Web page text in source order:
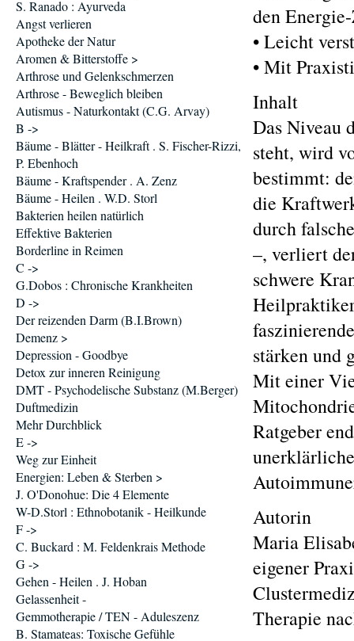
den
• Leicht
• Mit
Inhalt
Das Niveau
steht, wird
bestimmt:
die
durch
–, verliert
schwere
stärken und
Mit einer
Ratgeber
Autorin
Maria
eigener
Therapie
S. Ranado : Ayurveda
Angst verlieren
Apotheke der Natur
Aromen & Bitterstoffe >
Arthrose und Gelenkschmerzen
Arthrose - Beweglich bleiben
Autismus - Naturkontakt (C.G. Arvay)
B ->
Bäume - Blätter - Heilkraft . S. Fischer-Rizzi,
P. Ebenhoch
Bäume - Kraftspender . A. Zenz
Bäume - Heilen . W.D. Storl
Bakterien heilen natürlich
Effektive Bakterien
Borderline in Reimen
C ->
G.Dobos : Chronische Krankheiten
D ->
Der reizenden Darm (B.I.Brown)
Demenz >
Depression - Goodbye
Detox zur inneren Reinigung
DMT - Psychodelische Substanz (M.Berger)
Duftmedizin
Mehr Durchblick
E ->
Weg zur Einheit
Energien: Leben & Sterben >
J. O'Donohue: Die 4 Elemente
W-D.Storl : Ethnobotanik - Heilkunde
F ->
C. Buckard : M. Feldenkrais Methode
G ->
Gehen - Heilen . J. Hoban
Gelassenheit -
Gemmotherapie / TEN - Aduleszenz
B. Stamateas: Toxische Gefühle